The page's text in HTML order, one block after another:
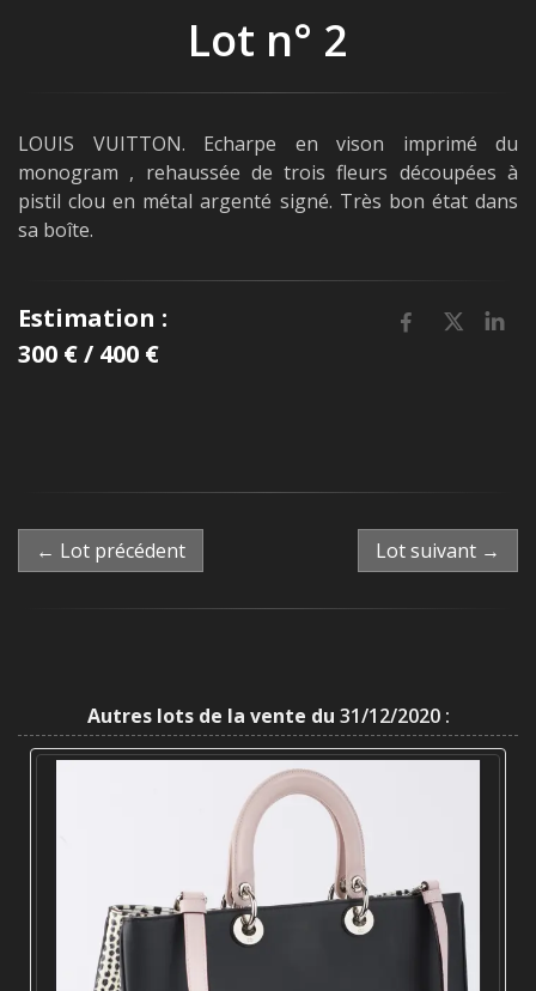
Lot n° 2
LOUIS VUITTON. Echarpe en vison imprimé du
monogram , rehaussée de trois fleurs découpées à
pistil clou en métal argenté signé. Très bon état dans
sa boîte.
Estimation :
300 € / 400 €
← Lot précédent Lot suivant →
Autres lots de la vente du 31/12/2020 :